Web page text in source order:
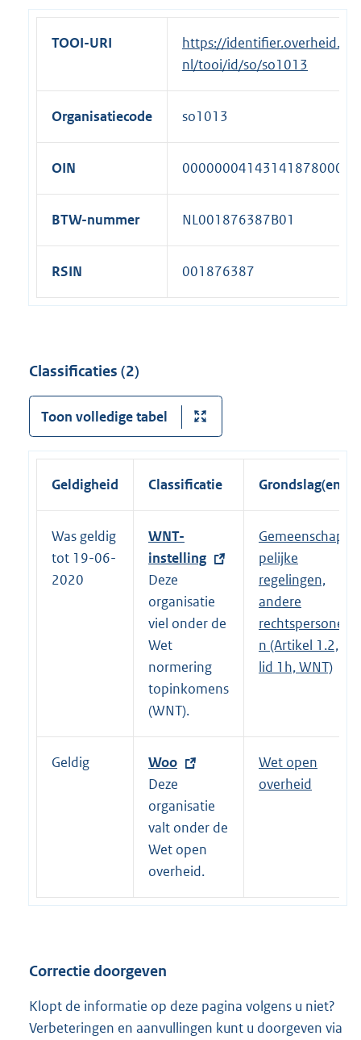
TOOI-URI
https://identifier.overheid.
nl/tooi/id/so/so1013
Organisatiecode so1013
OIN 00000004143141878000
BTW-nummer NL001876387B01
RSIN 001876387
Classificaties (2)
Toon volledige tabel
Geldigheid Classificatie Grondslag(en)
Was geldig
tot 19-06-
2020
E
x
t
e
r
n
e
l
i
n
k
:
WNT-
instelling
Deze
organisatie
viel onder de
Wet
normering
topinkomens
(WNT).
Gemeenschap
pelijke
regelingen,
andere
rechtspersone
n (Artikel 1.2,
lid 1h, WNT)
Geldig
E
x
t
e
r
n
e
k
:
Woo
Deze
organisatie
valt onder de
Wet open
overheid.
Wet open
overheid
Correctie doorgeven
Klopt de informatie op deze pagina volgens u niet?
Verbeteringen en aanvullingen kunt u doorgeven via